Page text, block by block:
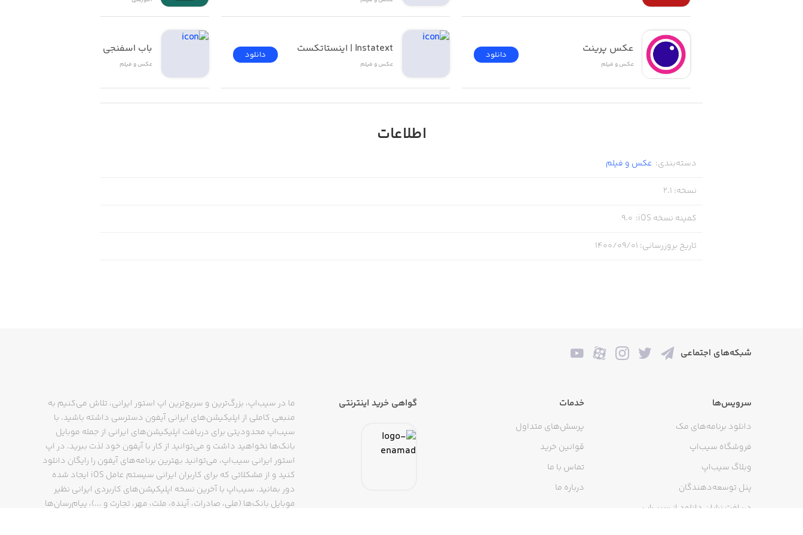
عکس پرینت
عکس و فیلم
دانلود Instatext | اینستاتکست
عکس و فیلم
دانلود باب اسفنجی
عکس و فیلم
اطلاعات
دسته‌بندی: عکس و فیلم
نسخه:
2.1
کمینه نسخه iOS :
9.0
تاریخ بروزرسانی: ۱۴۰۰/۰۹/۰۱
شبکه‌های اجتماعی
سرویس‌ها
دانلود برنامه‌های مک
فروشگاه سیب‌اپ
وبلاگ سیب‌اپ
پنل توسعه‌دهندگان
دریافت نشان دانلود از سیب‌اپ
خدمات
پرسش‌های متداول
قوانین خرید
تماس با ما
درباره ما
گواهی خرید اینترنتی
ما در سیب‌اپ، بزرگ‌ترین و سریع‌ترین اپ استور ایرانی، تلاش می‌کنیم به
منبعی کاملی از اپلیکیشن‌های ایرانی آیفون دسترسی داشته باشید. با
سیب‌اپ محدودیتی برای دریافت اپلیکیشن‌های ایرانی از جمله موبایل
بانک‌ها نخواهید داشت و می‌توانید از کار با آیفون خود لذت ببرید. در اپ
استور ایرانی سیب‌اپ، می‌توانید بهترین برنامه‌های آیفون را رایگان دانلود
کنید و از مشکلاتی که برای کاربران ایرانی سیستم عامل iOS ایجاد شده
دور بمانید. سیب‌اپ با آخرین نسخه اپلیکیشن‌های کاربردی ایرانی نظیر
موبایل بانک‌ها (ملی، صادرات، آینده، ملت، مهر، تجارت و ...)، پیام‌رسان‌ها